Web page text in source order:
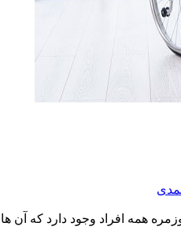
همه افراد وجود دارد که آن